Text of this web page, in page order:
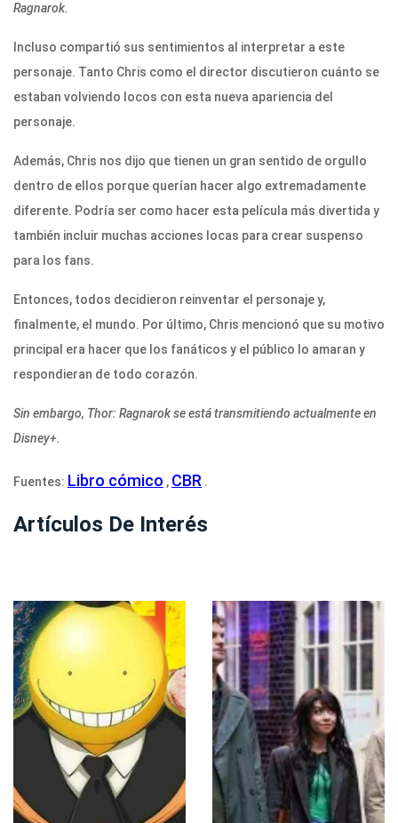
Ragnarok.
Incluso compartió sus sentimientos al interpretar a este
personaje. Tanto Chris como el director discutieron cuánto se
estaban volviendo locos con esta nueva apariencia del
personaje.
Además, Chris nos dijo que tienen un gran sentido de orgullo
dentro de ellos porque querían hacer algo extremadamente
diferente. Podría ser como hacer esta película más divertida y
también incluir muchas acciones locas para crear suspenso
para los fans.
Entonces, todos decidieron reinventar el personaje y,
finalmente, el mundo. Por último, Chris mencionó que su motivo
principal era hacer que los fanáticos y el público lo amaran y
respondieran de todo corazón.
Sin embargo, Thor: Ragnarok se está transmitiendo actualmente en
Disney+.
Fuentes: Libro cómico , CBR .
Artículos De Interés